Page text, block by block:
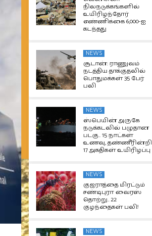
நிலநடுக்கங்களில்
உயிரிழந்தோர்
எண்ணிக்கை 6,000-ஐ
கடந்தது
NEWS
சூடான்: ராணுவம்
நடத்திய தாக்குதலில்
பொதுமக்கள் 35 பேர்
பலி
NEWS
ஸ்பெயின் அருகே
நடுக்கடலில் பழுதான
படகு.. 15 நாட்கள்
உணவு, தண்ணீரின்றி
17 அகதிகள் உயிரிழப்பு
NEWS
குஜராத்தை மிரட்டும்
சண்டிபுரா வைரஸ்
தொற்று.. 22
குழந்தைகள் பலி!
NEWS